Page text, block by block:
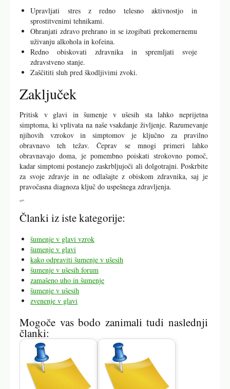
Upravljati stres z redno telesno aktivnostjo in
sprostitvenimi tehnikami.
Ohranjati zdravo prehrano in se izogibati prekomernemu
uživanju alkohola in kofeina.
Redno obiskovati zdravnika in spremljati svoje
zdravstveno stanje.
Zaščititi sluh pred škodljivimi zvoki.
Zaključek
Pritisk v glavi in šumenje v ušesih sta lahko neprijetna
simptoma, ki vplivata na naše vsakdanje življenje. Razumevanje
njihovih vzrokov in simptomov je ključno za pravilno
obravnavo teh težav. Čeprav se mnogi primeri lahko
obravnavajo doma, je pomembno poiskati strokovno pomoč,
kadar simptomi postanejo zaskrbljujoči ali dolgotrajni. Poskrbite
za svoje zdravje in ne odlašajte z obiskom zdravnika, saj je
pravočasna diagnoza ključ do uspešnega zdravljenja.
“`
Članki iz iste kategorije:
šumenje v glavi vzrok
šumenje v glavi
kako odpraviti šumenje v ušesih
šumenje v ušesih forum
zamašeno uho in šumenje
šumenje v ušesih
zvenenje v glavi
Mogoče vas bodo zanimali tudi naslednji
članki: